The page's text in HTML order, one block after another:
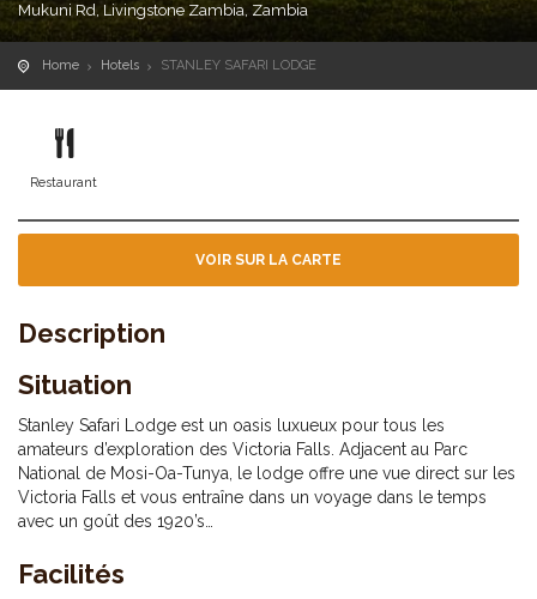
Mukuni Rd, Livingstone Zambia, Zambia
Home Hotels STANLEY SAFARI LODGE
Restaurant
VOIR SUR LA CARTE
Description
Situation
Stanley Safari Lodge est un oasis luxueux pour tous les
amateurs d’exploration des Victoria Falls. Adjacent au Parc
National de Mosi-Oa-Tunya, le lodge offre une vue direct sur les
Victoria Falls et vous entraîne dans un voyage dans le temps
avec un goût des 1920’s…
Facilités